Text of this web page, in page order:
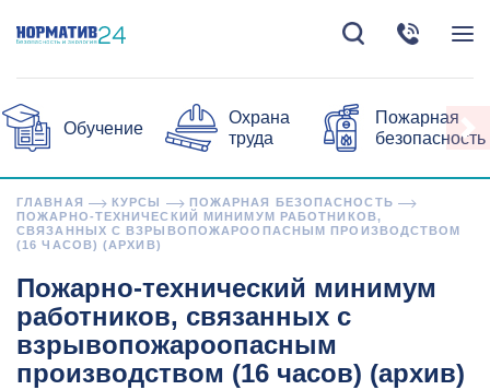
Обучение
Охрана
труда
Пожарная
безопасность
ГЛАВНАЯ КУРСЫ
ПОЖАРНАЯ БЕЗОПАСНОСТЬ
ПОЖАРНО-ТЕХНИЧЕСКИЙ МИНИМУМ РАБОТНИКОВ,
СВЯЗАННЫХ С ВЗРЫВОПОЖАРООПАСНЫМ ПРОИЗВОДСТВОМ
(16 ЧАСОВ) (АРХИВ)
Пожарно-технический минимум
работников, связанных с
взрывопожароопасным
производством (16 часов) (архив)